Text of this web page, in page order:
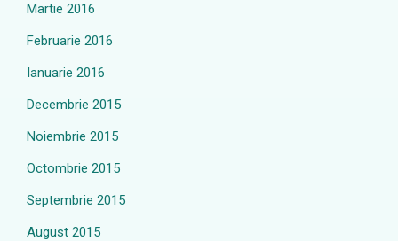
Martie 2016
Februarie 2016
Ianuarie 2016
Decembrie 2015
Noiembrie 2015
Octombrie 2015
Septembrie 2015
August 2015